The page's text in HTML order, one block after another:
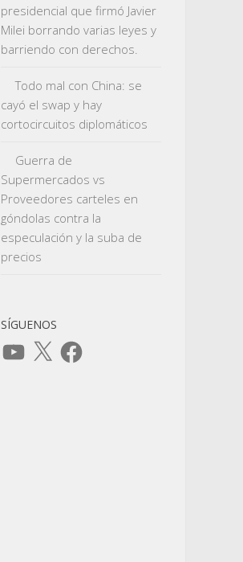
presidencial que firmó Javier
Milei borrando varias leyes y
barriendo con derechos.
Todo mal con China: se
cayó el swap y hay
cortocircuitos diplomáticos
Guerra de
Supermercados vs
Proveedores carteles en
góndolas contra la
especulación y la suba de
precios
SÍGUENOS
YouTube
X Facebook